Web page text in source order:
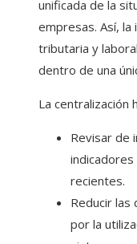
unificada de la
empresas. Así, la
tributaria y
dentro de una
La centralización
Revisar de
recientes.
Reducir las
por la